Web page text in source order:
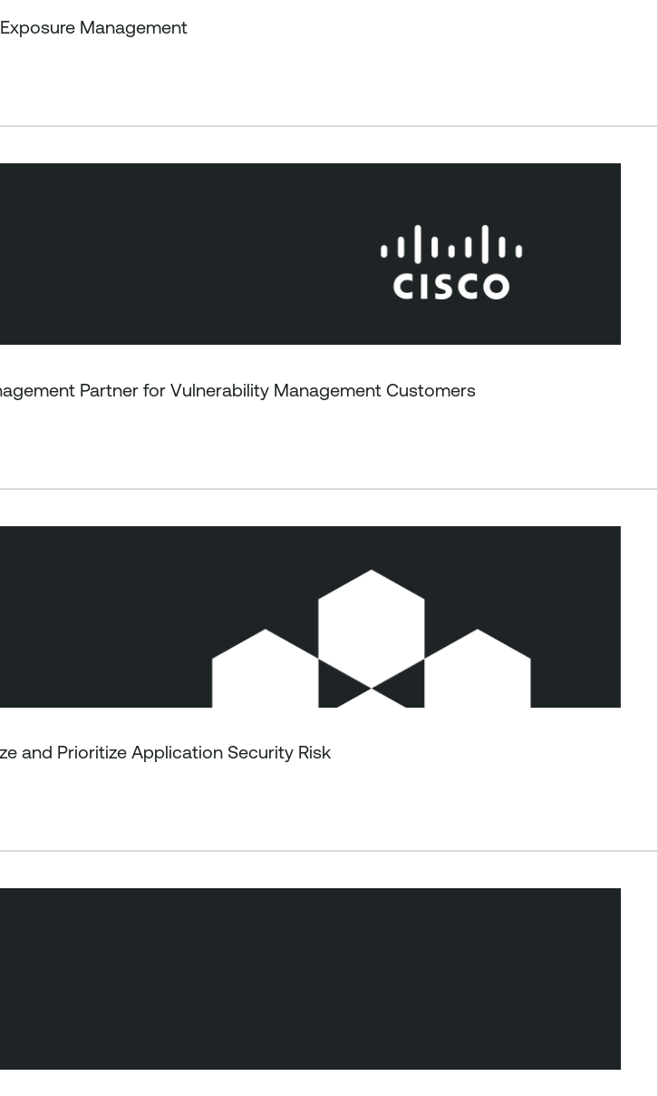
Management
Partner for Vulnerability Management Customers
and Prioritize Application Security Risk